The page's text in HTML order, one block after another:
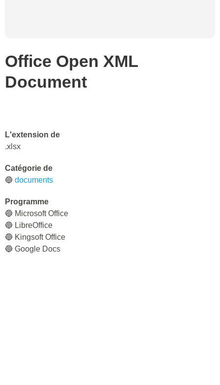
Office Open XML
Document
L'extension de
.xlsx
Catégorie de
🔵 documents
Programme
🔵 Microsoft Office
🔵 LibreOffice
🔵 Kingsoft Office
🔵 Google Docs